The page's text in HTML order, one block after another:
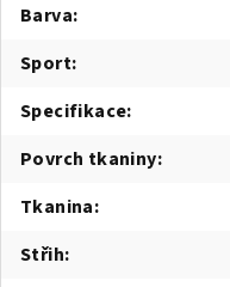
Barva:
Sport:
Specifikace:
Povrch tkaniny:
Tkanina:
Střih: